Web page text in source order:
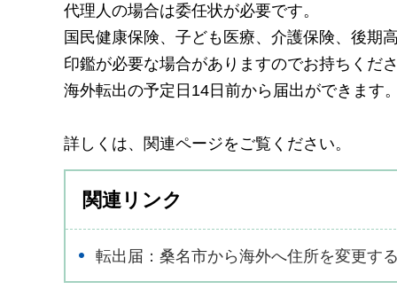
代理人の場合は委任状が必要です。
国民健康保険、子ども医療、介護保険、後期
印鑑が必要な場合がありますのでお持ちくだ
海外転出の予定日14日前から届出ができます
詳しくは、関連ページをご覧ください。
関連リンク
転出届：桑名市から海外へ住所を変更す